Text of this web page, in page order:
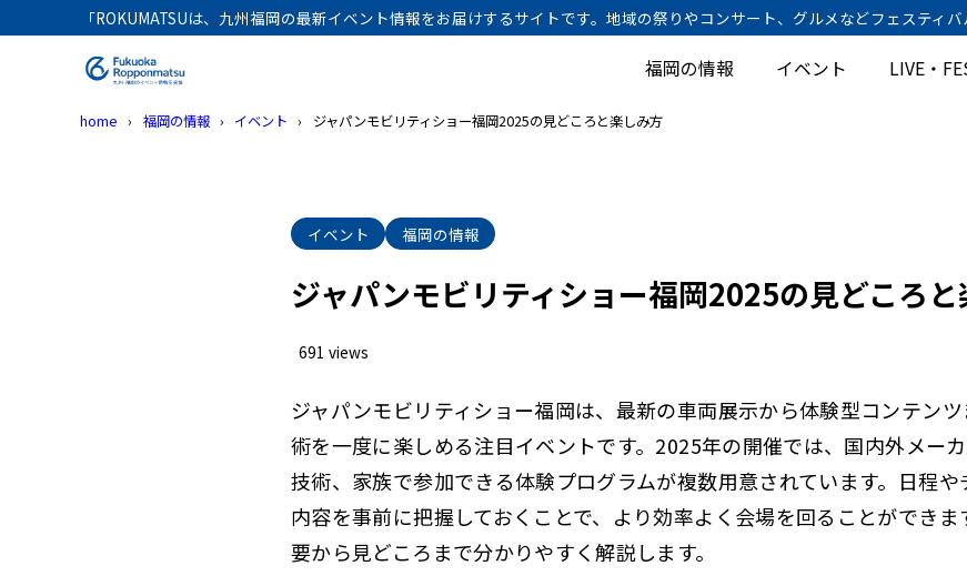
「ROKUMATSUは、九州福岡の最新イベント情報をお届けするサイトです。地域の祭りやコンサート、グルメなどフェスティ
福岡の情報 イベント LIVE・
home 福岡の情報 イベント ジャパンモビリティショー福岡2025の見どころと楽しみ方
イベント 福岡の情報
ジャパンモビリティショー福岡2025の見どころ
691 views
ジャパンモビリティショー福岡は、最新の車両展示から体験型コンテン
術を一度に楽しめる注目イベントです。2025年の開催では、国内外メー
技術、家族で参加できる体験プログラムが複数用意されています。日程
内容を事前に把握しておくことで、より効率よく会場を回ることができ
要から見どころまで分かりやすく解説します。